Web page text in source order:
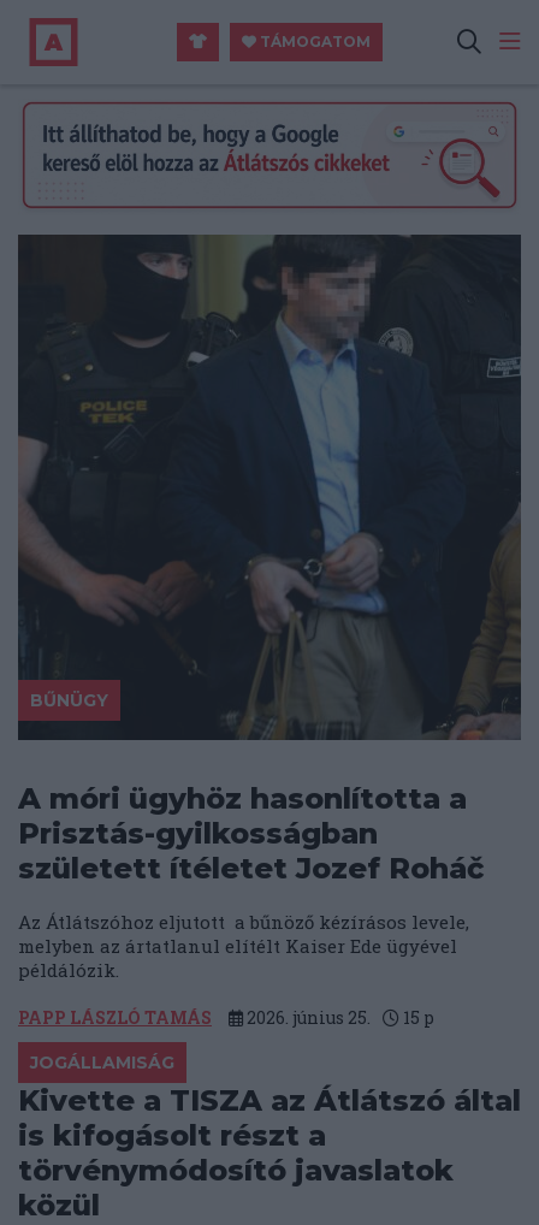
TÁMOGATOM
BŰNÜGY
A móri ügyhöz hasonlította a
Prisztás-gyilkosságban
született ítéletet Jozef Roháč
Az Átlátszóhoz eljutott a bűnöző kézírásos levele,
melyben az ártatlanul elítélt Kaiser Ede ügyével
példálózik.
PAPP LÁSZLÓ TAMÁS 2026. június 25. 15 p
JOGÁLLAMISÁG
Kivette a TISZA az Átlátszó által
is kifogásolt részt a
törvénymódosító javaslatok
közül